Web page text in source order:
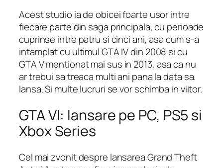
Acest studio ia de obicei foarte usor intre
fiecare parte din saga principala, cu perioade
cuprinse intre patru si cinci ani, asa cum s-a
intamplat cu ultimul GTA IV din 2008 si cu
GTA V mentionat mai sus in 2013, asa ca nu
ar trebui sa treaca multi ani pana la data sa.
lansa. Si multe lucruri se vor schimba in viitor.
GTA VI: lansare pe PC, PS5 si
Xbox Series
Cel mai zvonit despre lansarea Grand Theft